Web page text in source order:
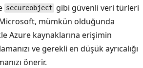
secureobject gibi güvenli veri türleri
mümkün olduğunda
Azure kaynaklarına erişimin
ve gerekli en düşük ayrıcalığı
önerir.